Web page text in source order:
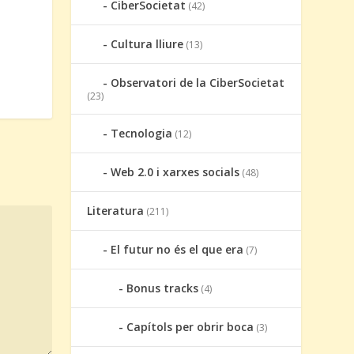
CiberSocietat (42)
Cultura lliure (13)
Observatori de la CiberSocietat
(23)
Tecnologia (12)
Web 2.0 i xarxes socials (48)
Literatura (211)
El futur no és el que era (7)
Bonus tracks (4)
Capítols per obrir boca (3)